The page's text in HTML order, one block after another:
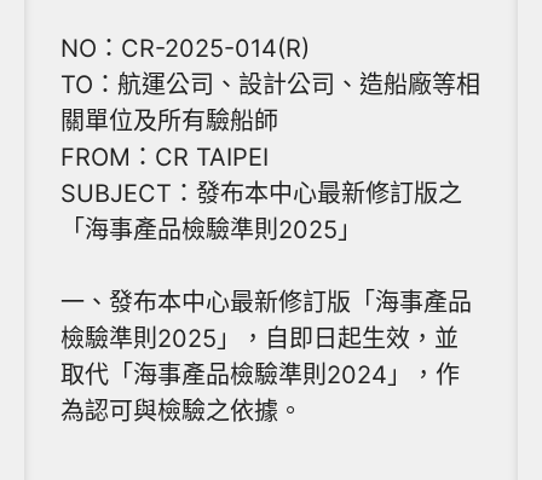
NO：CR-2025-014(R)
TO：航運公司、設計公司、造船廠等相
關單位及所有驗船師
FROM：CR TAIPEI
SUBJECT：發布本中心最新修訂版之
「海事產品檢驗準則2025」
一、發布本中心最新修訂版「海事產品
檢驗準則2025」，自即日起生效，並
取代「海事產品檢驗準則2024」，作
為認可與檢驗之依據。